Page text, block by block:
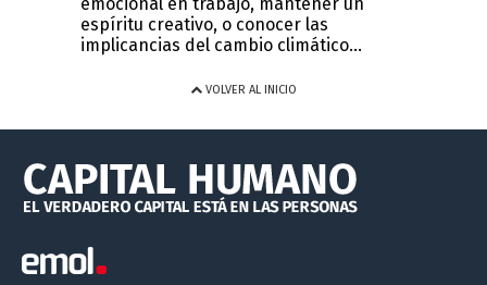
espíritu creativo, o conocer las
implicancias del cambio climático...
VOLVER AL INICIO